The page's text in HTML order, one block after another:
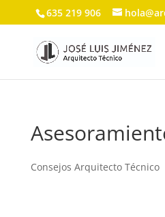
635 219 906
Consejos Arquitecto Técnico